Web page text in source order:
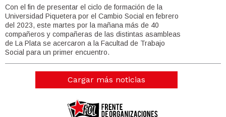
Con el fin de presentar el ciclo de formación de la
Universidad Piquetera por el Cambio Social en febrero
del 2023, este martes por la mañana más de 40
compañeros y compañeras de las distintas asambleas
de La Plata se acercaron a la Facultad de Trabajo
Social para un primer encuentro.
Cargar más noticias